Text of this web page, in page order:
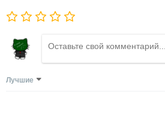
Лучшие